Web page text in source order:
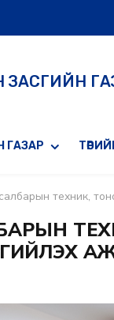
ЗАСГИЙН
ГАЗАР
техник,